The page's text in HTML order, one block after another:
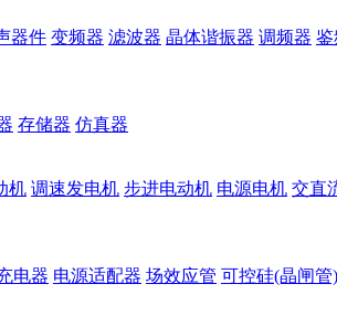
器件 变频器 滤波器 晶体谐振器 调频器 鉴
存储器 仿真器
机 调速发电机 步进电动机 电源电机 交直
电器 电源适配器 场效应管 可控硅(晶闸管)